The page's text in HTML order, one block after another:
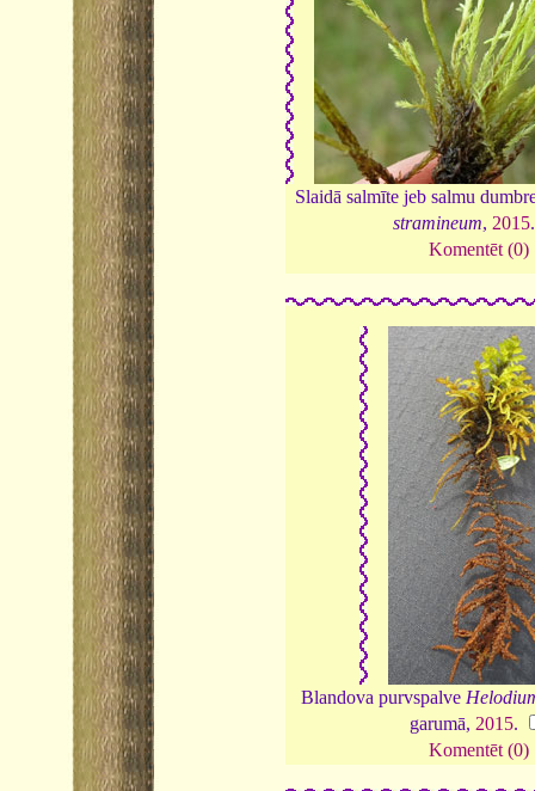
Slaidā salmīte jeb salmu
stramineum, 2015
Komentēt (0)
Blandova purvspalve
garumā, 2015.
Komentēt (0)